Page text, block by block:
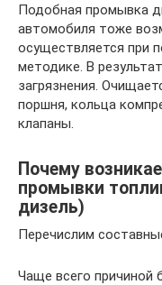
Подобная промывка
автомобиля тоже
осуществляется при
методике. В
загрязнения.
поршня, кольца
клапаны.
Почему
промывки
дизель)
Перечислим
Чаще всего причиной